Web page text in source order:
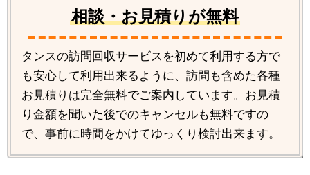
相談・お見積りが無料
タンスの訪問回収サービスを初めて利用する方で
も安心して利用出来るように、訪問も含めた各種
お見積りは完全無料でご案内しています。お見積
り金額を聞いた後でのキャンセルも無料ですの
で、事前に時間をかけてゆっくり検討出来ます。